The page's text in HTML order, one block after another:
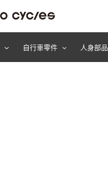
自行車零件 人身部品